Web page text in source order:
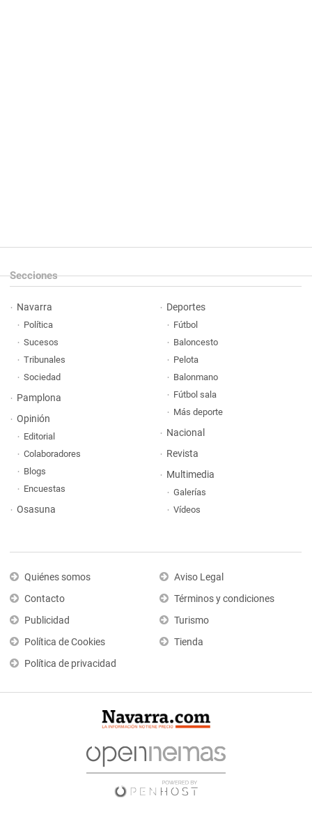
Secciones
Navarra
Política
Sucesos
Tribunales
Sociedad
Pamplona
Opinión
Editorial
Colaboradores
Blogs
Encuestas
Osasuna
Deportes
Fútbol
Baloncesto
Pelota
Balonmano
Fútbol sala
Más deporte
Nacional
Revista
Multimedia
Galerías
Vídeos
Quiénes somos
Contacto
Publicidad
Política de Cookies
Política de privacidad
Aviso Legal
Términos y condiciones
Turismo
Tienda